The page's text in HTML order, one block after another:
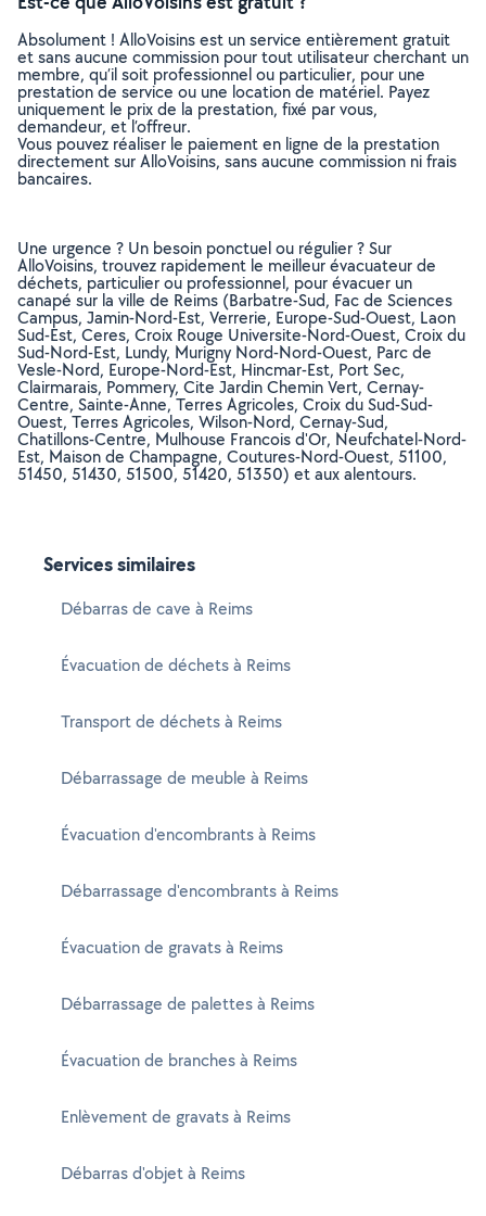
Absolument ! AlloVoisins est un service entièrement gratuit
et sans aucune commission pour tout utilisateur cherchant un
membre, qu’il soit professionnel ou particulier, pour une
prestation de service ou une location de matériel. Payez
uniquement le prix de la prestation, fixé par vous,
demandeur, et l’offreur.
Vous pouvez réaliser le paiement en ligne de la prestation
directement sur AlloVoisins, sans aucune commission ni frais
bancaires.
Une urgence ? Un besoin ponctuel ou régulier ? Sur
AlloVoisins, trouvez rapidement le meilleur évacuateur de
déchets, particulier ou professionnel, pour évacuer un
canapé sur la ville de Reims (Barbatre-Sud, Fac de Sciences
Campus, Jamin-Nord-Est, Verrerie, Europe-Sud-Ouest, Laon
Sud-Est, Ceres, Croix Rouge Universite-Nord-Ouest, Croix du
Sud-Nord-Est, Lundy, Murigny Nord-Nord-Ouest, Parc de
Vesle-Nord, Europe-Nord-Est, Hincmar-Est, Port Sec,
Clairmarais, Pommery, Cite Jardin Chemin Vert, Cernay-
Centre, Sainte-Anne, Terres Agricoles, Croix du Sud-Sud-
Ouest, Terres Agricoles, Wilson-Nord, Cernay-Sud,
Chatillons-Centre, Mulhouse Francois d'Or, Neufchatel-Nord-
Est, Maison de Champagne, Coutures-Nord-Ouest, 51100,
51450, 51430, 51500, 51420, 51350) et aux alentours.
Services similaires
Débarras de cave à Reims
Évacuation de déchets à Reims
Transport de déchets à Reims
Débarrassage de meuble à Reims
Évacuation d'encombrants à Reims
Débarrassage d'encombrants à Reims
Évacuation de gravats à Reims
Débarrassage de palettes à Reims
Évacuation de branches à Reims
Enlèvement de gravats à Reims
Débarras d'objet à Reims